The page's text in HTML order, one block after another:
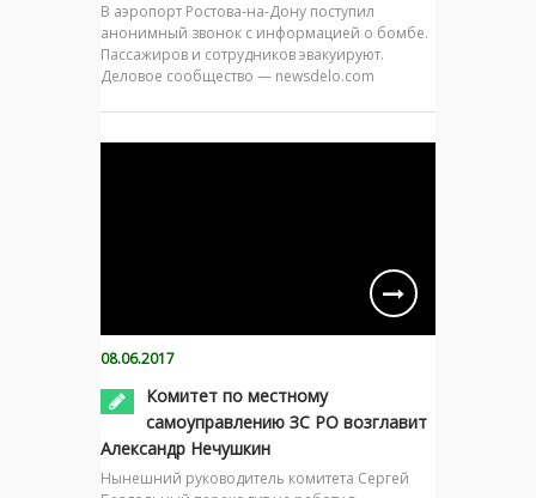
В аэропорт Ростова-на-Дону поступил
анонимный звонок с информацией о бомбе.
Пассажиров и сотрудников эвакуируют.
Деловое сообщество — newsdelo.com
08.06.2017
Комитет по местному
самоуправлению ЗС РО возглавит
Александр Нечушкин
Нынешний руководитель комитета Сергей